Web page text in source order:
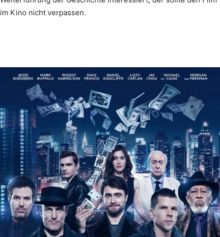
im Kino nicht verpassen.